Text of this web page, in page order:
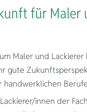
für Maler
Maler und
gute
handwerklichen
innen der